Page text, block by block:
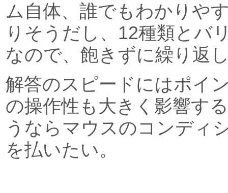
ム自体、誰でもわかりや
りそうだし、12種類とバ
なので、飽きずに繰り返
解答のスピードにはポイ
の操作性も大きく影響す
うならマウスのコンディ
を払いたい。